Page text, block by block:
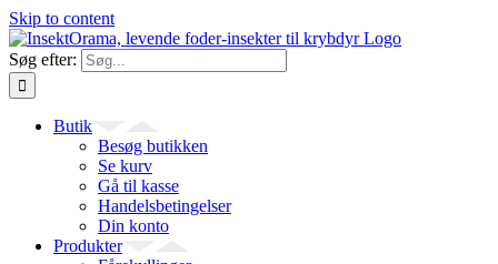
Skip to content
Søg efter:
Butik
Besøg butikken
Se kurv
Gå til kasse
Handelsbetingelser
Din konto
Produkter